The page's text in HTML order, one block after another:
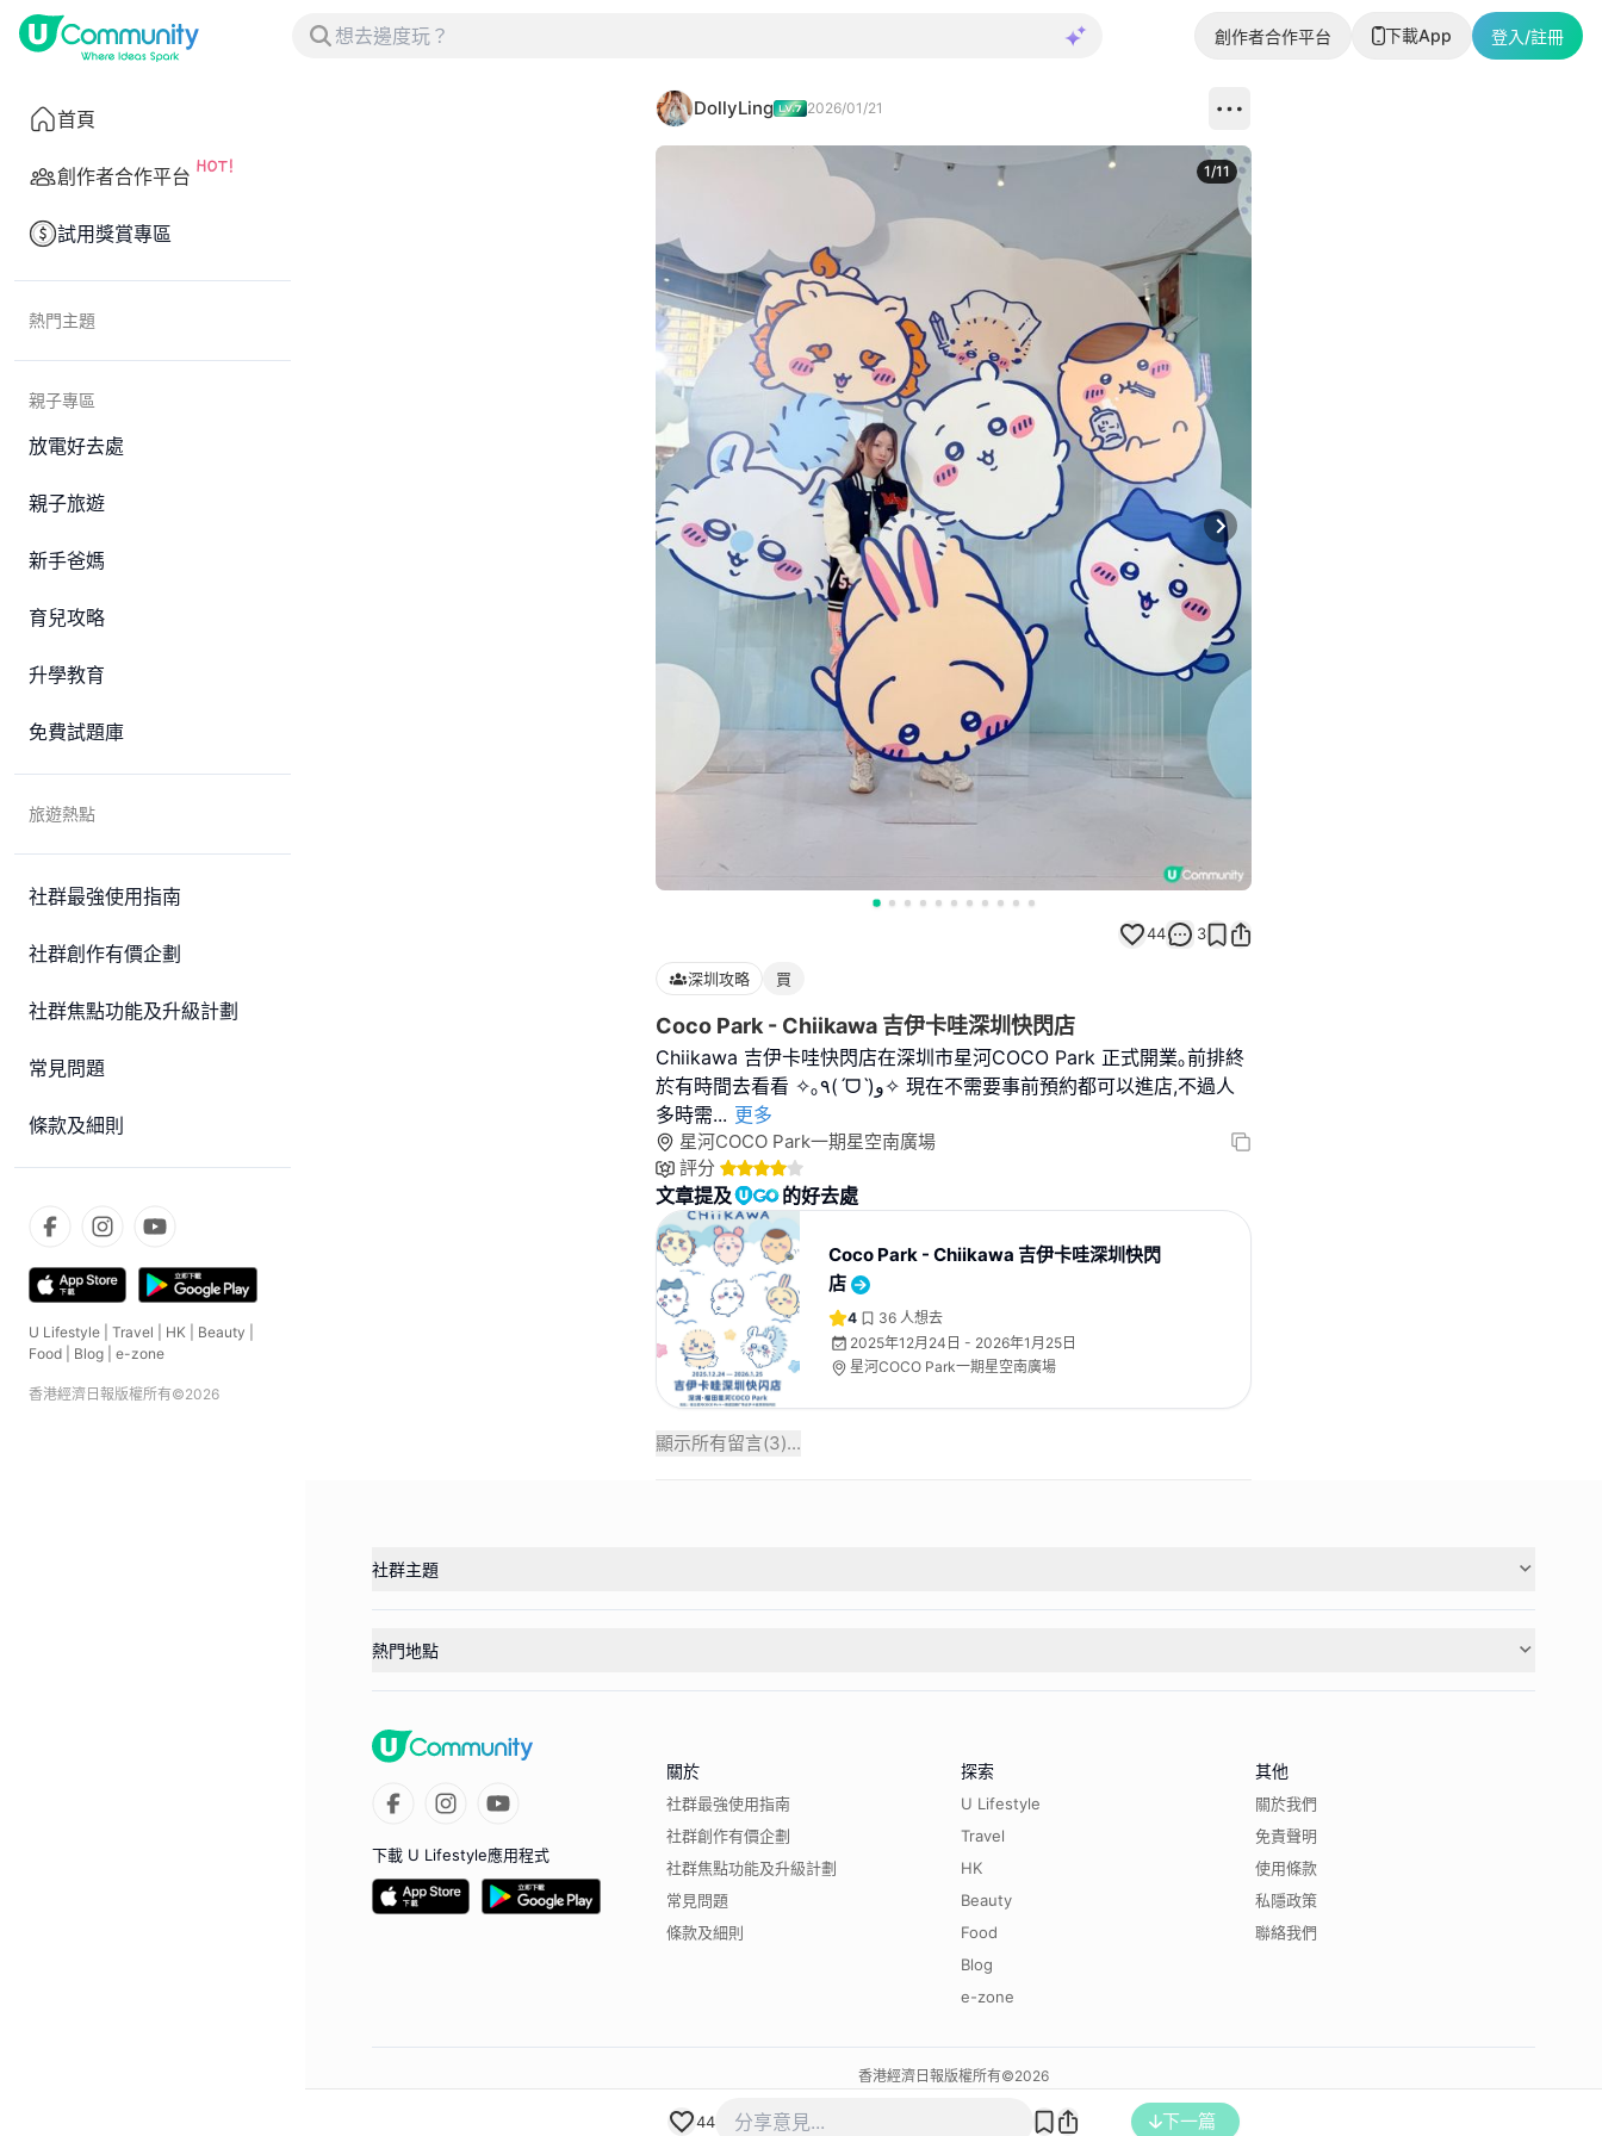
創作者合作平台 下載App 登入/註冊
首頁
創作者合作平台
試用獎賞專區
熱門主題
親子專區
放電好去處
親子旅遊
新手爸媽
育兒攻略
升學教育
免費試題庫
旅遊熱點
社群最強使用指南
社群創作有價企劃
社群焦點功能及升級計劃
常見問題
條款及細則
U Lifestyle Travel HK Beauty
Food
Blog e-zone
香港經濟日報版權所有©2026
DollyLing 2026/01/21
Next slide
1/11
44 3
深圳攻略 買
Coco Park - Chiikawa 吉伊卡哇深圳快閃店
Chiikawa 吉伊卡哇快閃店在深圳市星河COCO Park 正式開業｡前排終
於有時間去看看 ✧｡٩(ˊᗜˋ)و✧ 現在不需要事前預約都可以進店,不過人
多時需... 更多
星河COCO Park一期星空南廣場
評分
文章提及 的好去處
Coco Park - Chiikawa 吉伊卡哇深圳快閃
店
4 36 人想去
2025年12月24日 - 2026年1月25日
星河COCO Park一期星空南廣場
顯示所有留言(3)...
44 下一篇
社群主題
熱門地點
下載 U Lifestyle應用程式
關於
社群最強使用指南
社群創作有價企劃
社群焦點功能及升級計劃
常見問題
條款及細則
探索
U Lifestyle
Travel
HK
Beauty
Food
Blog
e-zone
其他
關於我們
免責聲明
使用條款
私隱政策
聯絡我們
香港經濟日報版權所有©2026